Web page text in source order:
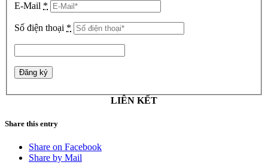
E-Mail *
Số điện thoại *
LIÊN KẾT
Share this entry
Share on Facebook
Share by Mail